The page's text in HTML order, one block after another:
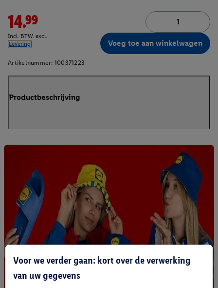
14.99
Incl. BTW. excl.
Levering
Voeg toe aan winkelwagen
Artikelnummer: 100371223
Productbeschrijving
Voor we verder gaan: kort over de verwerking
van uw gegevens